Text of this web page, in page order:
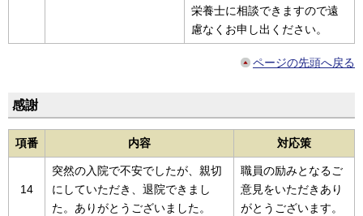
栄養士に相談できますので遠
慮なくお申し出ください。
ページの先頭へ戻る
感謝
項番 内容 対応策
14
突然の入院で不安でしたが、親切
にしていただき、退院できまし
た。ありがとうございました。
職員の励みとなるご
意見をいただきあり
がとうございます。